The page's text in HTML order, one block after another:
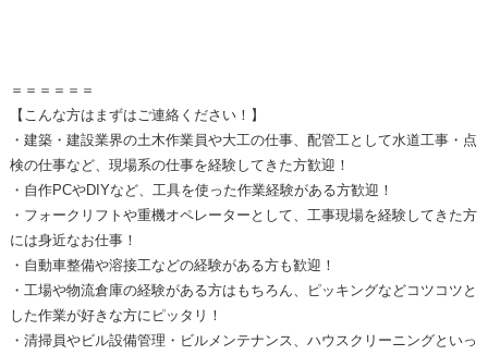
＝＝＝＝＝＝
【こんな方はまずはご連絡ください！】
・建築・建設業界の土木作業員や大工の仕事、配管工として水道工事・点
検の仕事など、現場系の仕事を経験してきた方歓迎！
・自作PCやDIYなど、工具を使った作業経験がある方歓迎！
・フォークリフトや重機オペレーターとして、工事現場を経験してきた方
には身近なお仕事！
・自動車整備や溶接工などの経験がある方も歓迎！
・工場や物流倉庫の経験がある方はもちろん、ピッキングなどコツコツと
した作業が好きな方にピッタリ！
・清掃員やビル設備管理・ビルメンテナンス、ハウスクリーニングといっ